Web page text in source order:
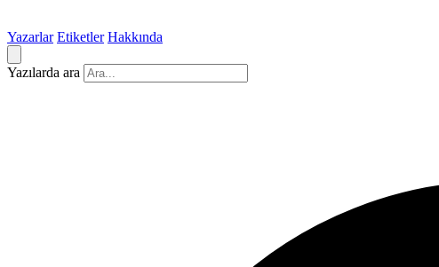
Yazarlar Etiketler Hakkında
Yazılarda ara